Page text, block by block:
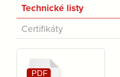
Technické listy
Certifikáty